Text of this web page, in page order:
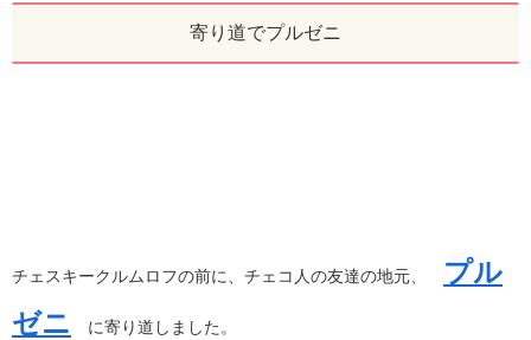
寄り道でプルゼニ
チェスキークルムロフの前に、チェコ人の友達の地元、
プル
ゼニ
に寄り道しました。